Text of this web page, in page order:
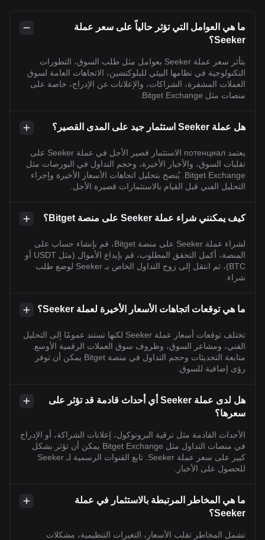
ما هي العوامل التي تؤثر حالياً على سعر عملة
Seeker؟
يتأثر سعر عملة Seeker بعوامل مثل طلب السوق، التطورات
التكنولوجية في نظامها البيئي للبلوكتشين، الاتجاهات العامة لسوق
العملات المشفرة، الشراكات، والإعلانات عن الإدراج، خاصة على
منصات مثل Bitget Exchange.
هل عملة Seeker استثمار جيد على المدى القصير؟
يعتمد потенциал الاستثمار قصير الأجل في عملة Seeker على
تقلبات السوق، والأخبار الأخيرة، وحجم التداول في البورصات مثل
Bitget Exchange. يُنصح بتحليل اتجاهات الأسعار الأخيرة وإجراء
التحليل الفني قبل القيام بالاستثمارات قصيرة الأجل.
كيف يمكنني شراء عملة Seeker على منصة Bitget؟
لشراء عملة Seeker على منصة Bitget، قم بإنشاء حساب على
المنصة، أكمل التحقق المطلوب، قم بإيداع الأموال (مثل USDT أو
BTC)، ثم انتقل إلى زوج التداول الخاص بـ Seeker لوضع طلب
شراء.
ما هي توقعات اتجاهات الأسعار الأخيرة لعملة Seeker؟
تختلف توقعات أسعار عملة Seeker لكنها تستند عمومًا إلى التحليل
الفني، ومشاعر السوق، وظروف سوق العملات الرقمية الأوسع.
متابعة التحديثات وحجم التداول في منصة Bitget يمكن أن توفر
رؤى إضافية للسوق.
هل لدى عملة Seeker أي أحداث قادمة قد تؤثر على
سعرها؟
الأحداث القادمة مثل ترقية البروتوكول، إعلانات الشراكة، أو الإدراج
في منصات التداول مثل Bitget Exchange يمكن أن تؤثر بشكل
كبير على سعر عملة Seeker. تابع القنوات الرسمية لـ Seeker
للحصول على الأخبار.
ما هي المخاطر المرتبطة بالاستثمار في عملة
Seeker؟
تشمل المخاطر تقلب الأسعار، التغيرات التنظيمية، مشكلات